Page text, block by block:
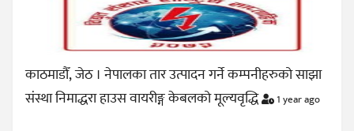
काठमाडौँ, जेठ । नेपालका तार उत्पादन गर्ने कम्पनीहरुको साझा
संस्था निमाद्धरा हाउस वायरीङ्ग केबलको मूल्यवृद्धि
1 year ago